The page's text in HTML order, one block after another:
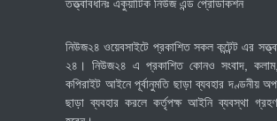
তত্ত্বাবধানঃ একুয়াটিক নিউজ এন্ড প্রোডাকশন
নিউজ২৪ ওয়েবসাইটে প্রকাশিত সকল কন্টেন্ট এর
২৪। নিউজ২৪ এ প্রকাশিত কোনও সংবাদ,
কপিরাইট আইনে পূর্বানুমতি ছাড়া ব্যবহার দণ্ডনীয়
ছাড়া ব্যবহার করলে কর্তৃপক্ষ আইনি ব্যবস্থা